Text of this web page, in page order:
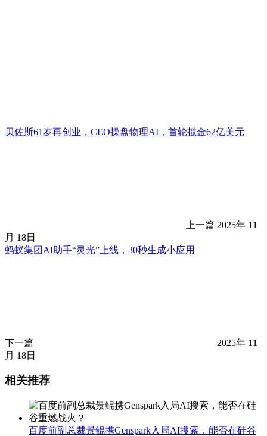
贝佐斯61岁再创业，CEO操盘物理AI，首轮揽金62亿美元
上一篇 2025年 11
月 18日
蚂蚁集团AI助手“灵光”上线，30秒生成小应用
下一篇
2025年 11
月 18日
相关推荐
百度前副总裁景鲲携Genspark入局AI搜索，能否在硅谷